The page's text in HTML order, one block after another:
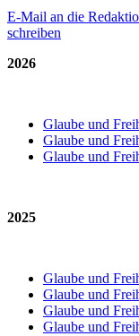
E-Mail an die
schreiben
2026
Glaube und
Glaube und
Glaube und
2025
Glaube und
Glaube und
Glaube und
Glaube und